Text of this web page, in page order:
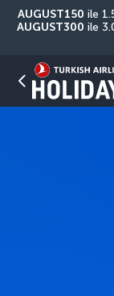
AUGUST150 ile
AUGUST300 ile